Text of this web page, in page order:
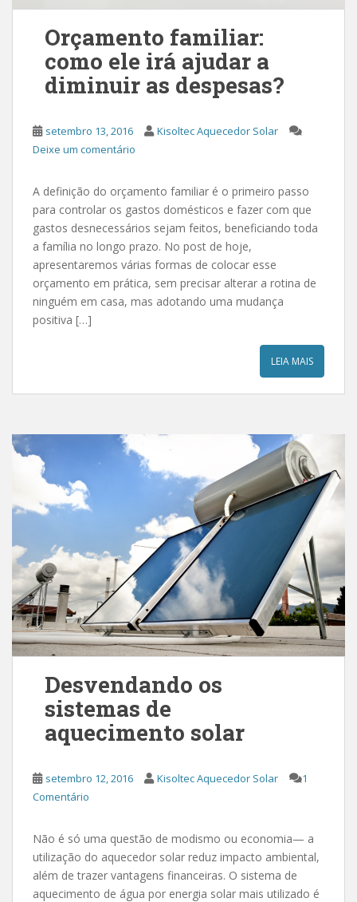
Orçamento familiar:
como ele irá ajudar a
diminuir as despesas?
setembro 13, 2016
Kisoltec Aquecedor Solar
Deixe um comentário
A definição do orçamento familiar é o primeiro passo
para controlar os gastos domésticos e fazer com que
gastos desnecessários sejam feitos, beneficiando toda
a família no longo prazo. No post de hoje,
apresentaremos várias formas de colocar esse
orçamento em prática, sem precisar alterar a rotina de
ninguém em casa, mas adotando uma mudança
positiva […]
LEIA MAIS
Desvendando os
sistemas de
aquecimento solar
setembro 12, 2016 Kisoltec Aquecedor Solar
1
Comentário
Não é só uma questão de modismo ou economia— a
utilização do aquecedor solar reduz impacto ambiental,
além de trazer vantagens financeiras. O sistema de
aquecimento de água por energia solar mais utilizado é